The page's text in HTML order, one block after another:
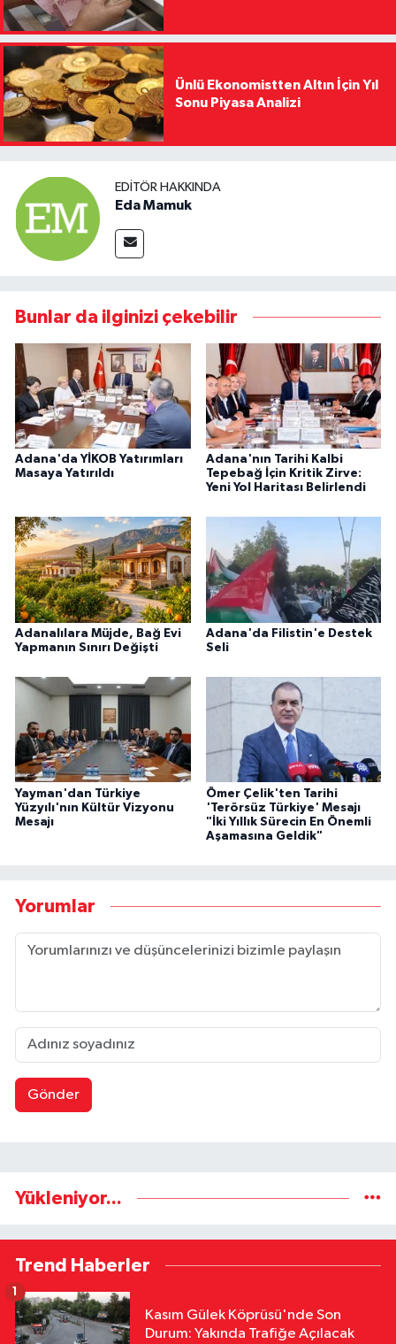
Ünlü Ekonomistten Altın İçin Yıl
Sonu Piyasa Analizi
EDITÖR HAKKINDA
Eda Mamuk
Bunlar da ilginizi çekebilir
Adana'da YİKOB Yatırımları
Masaya Yatırıldı
Adana'nın Tarihi Kalbi
Tepebağ İçin Kritik Zirve:
Yeni Yol Haritası Belirlendi
Adanalılara Müjde, Bağ Evi
Yapmanın Sınırı Değişti
Adana'da Filistin'e Destek
Seli
Yayman'dan Türkiye
Yüzyılı'nın Kültür Vizyonu
Mesajı
Ömer Çelik'ten Tarihi
'Terörsüz Türkiye' Mesajı
"İki Yıllık Sürecin En Önemli
Aşamasına Geldik"
Yorumlar
Gönder
Yükleniyor...
Trend Haberler
Kasım Gülek Köprüsü'nde Son
Durum: Yakında Trafiğe Açılacak
1